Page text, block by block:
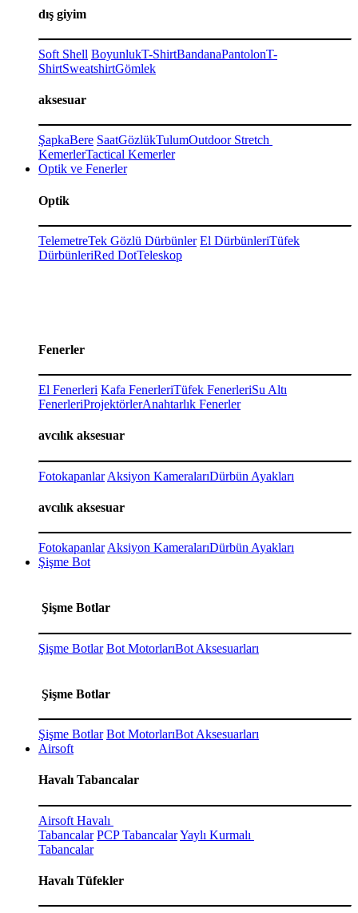
dış giyim
Soft Shell BoyunlukT-ShirtBandanaPantolonT-
ShirtSweatshirtGömlek
aksesuar
ŞapkaBere SaatGözlükTulumOutdoor Stretch
KemerlerTactical Kemerler
Optik ve Fenerler
Optik
TelemetreTek Gözlü Dürbünler El DürbünleriTüfek
DürbünleriRed DotTeleskop
Fenerler
El Fenerleri Kafa FenerleriTüfek FenerleriSu Altı
FenerleriProjektörlerAnahtarlık Fenerler
avcılık aksesuar
Fotokapanlar Aksiyon KameralarıDürbün Ayakları
avcılık aksesuar
Fotokapanlar Aksiyon KameralarıDürbün Ayakları
Şişme Bot
Şişme Botlar
Şişme Botlar Bot MotorlarıBot Aksesuarları
Şişme Botlar
Şişme Botlar Bot MotorlarıBot Aksesuarları
Airsoft
Havalı Tabancalar
Airsoft Havalı
Tabancalar PCP TabancalarYaylı Kurmalı
Tabancalar
Havalı Tüfekler